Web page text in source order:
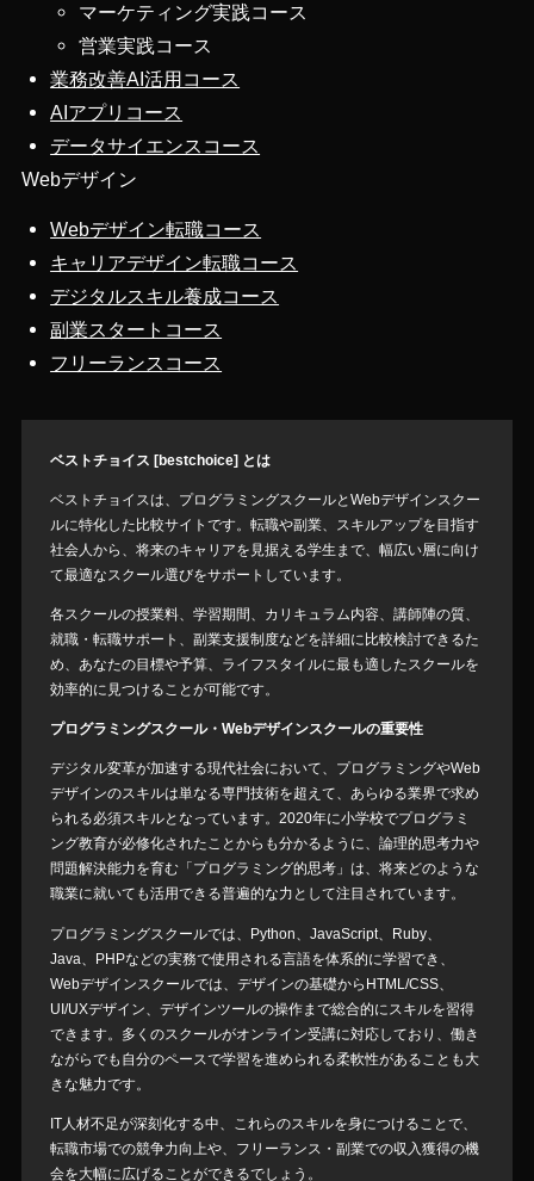
マーケティング実践コース
営業実践コース
業務改善AI活用コース
AIアプリコース
データサイエンスコース
Webデザイン
Webデザイン転職コース
キャリアデザイン転職コース
デジタルスキル養成コース
副業スタートコース
フリーランスコース
ベストチョイス [bestchoice] とは
ベストチョイスは、プログラミングスクールとWebデザインスクー
ルに特化した比較サイトです。転職や副業、スキルアップを目指す
社会人から、将来のキャリアを見据える学生まで、幅広い層に向け
て最適なスクール選びをサポートしています。
各スクールの授業料、学習期間、カリキュラム内容、講師陣の質、
就職・転職サポート、副業支援制度などを詳細に比較検討できるた
め、あなたの目標や予算、ライフスタイルに最も適したスクールを
効率的に見つけることが可能です。
プログラミングスクール・Webデザインスクールの重要性
デジタル変革が加速する現代社会において、プログラミングやWeb
デザインのスキルは単なる専門技術を超えて、あらゆる業界で求め
られる必須スキルとなっています。2020年に小学校でプログラミ
ング教育が必修化されたことからも分かるように、論理的思考力や
問題解決能力を育む「プログラミング的思考」は、将来どのような
職業に就いても活用できる普遍的な力として注目されています。
プログラミングスクールでは、Python、JavaScript、Ruby、
Java、PHPなどの実務で使用される言語を体系的に学習でき、
Webデザインスクールでは、デザインの基礎からHTML/CSS、
UI/UXデザイン、デザインツールの操作まで総合的にスキルを習得
できます。多くのスクールがオンライン受講に対応しており、働き
ながらでも自分のペースで学習を進められる柔軟性があることも大
きな魅力です。
IT人材不足が深刻化する中、これらのスキルを身につけることで、
転職市場での競争力向上や、フリーランス・副業での収入獲得の機
会を大幅に広げることができるでしょう。